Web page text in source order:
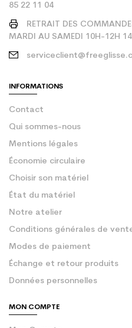
85 22 11 04
RETRAIT DES
MARDI AU SAMEDI 10H-12H
INFORMATIONS
Contact
Qui sommes-nous
Mentions légales
Économie circulaire
Choisir son matériel
État du matériel
Notre atelier
Conditions générales de
Modes de paiement
Échange et retour produits
Données personnelles
MON COMPTE